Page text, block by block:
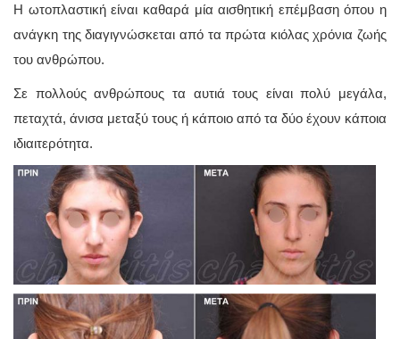
Η ωτοπλαστική είναι καθαρά μία αισθητική επέμβαση όπου η
ανάγκη της διαγιγνώσκεται από τα πρώτα κιόλας χρόνια ζωής
του ανθρώπου.
Σε πολλούς ανθρώπους τα αυτιά τους είναι πολύ μεγάλα,
πεταχτά, άνισα μεταξύ τους ή κάποιο από τα δύο έχουν κάποια
ιδιαιτερότητα.